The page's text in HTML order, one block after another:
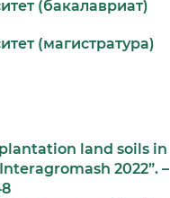
(бакалавриат)
(магистратура)
land soils in
2022”. –